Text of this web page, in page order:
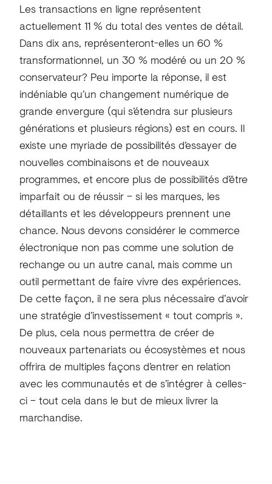
Les transactions en ligne représentent
actuellement 11 % du total des ventes de détail.
Dans dix ans, représenteront-elles un 60 %
transformationnel, un 30 % modéré ou un 20 %
conservateur? Peu importe la réponse, il est
indéniable qu’un changement numérique de
grande envergure (qui s’étendra sur plusieurs
générations et plusieurs régions) est en cours. Il
existe une myriade de possibilités d’essayer de
nouvelles combinaisons et de nouveaux
programmes, et encore plus de possibilités d’être
imparfait ou de réussir – si les marques, les
détaillants et les développeurs prennent une
chance. Nous devons considérer le commerce
électronique non pas comme une solution de
rechange ou un autre canal, mais comme un
outil permettant de faire vivre des expériences.
De cette façon, il ne sera plus nécessaire d’avoir
une stratégie d’investissement « tout compris ».
De plus, cela nous permettra de créer de
nouveaux partenariats ou écosystèmes et nous
offrira de multiples façons d’entrer en relation
avec les communautés et de s’intégrer à celles-
ci – tout cela dans le but de mieux livrer la
marchandise.